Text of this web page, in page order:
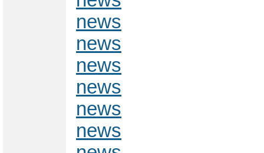
news
news
news
news
news
news